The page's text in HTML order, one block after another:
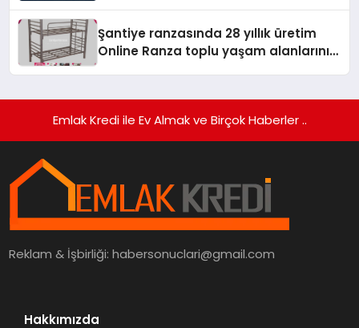
Şantiye ranzasında 28 yıllık üretim
Online Ranza toplu yaşam alanlarını
Emlak Kredi ile Ev Almak ve Birçok Haberler ..
Reklam & İşbirliği:habersonuclari@gmail.com
Hakkımızda